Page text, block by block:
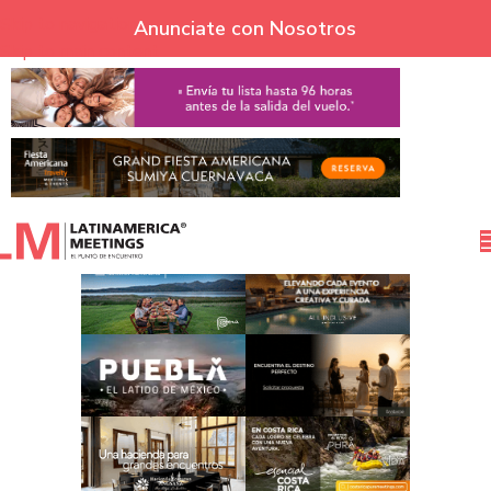
Skip to navigation
Skip to main content
Anunciate con Nosotros